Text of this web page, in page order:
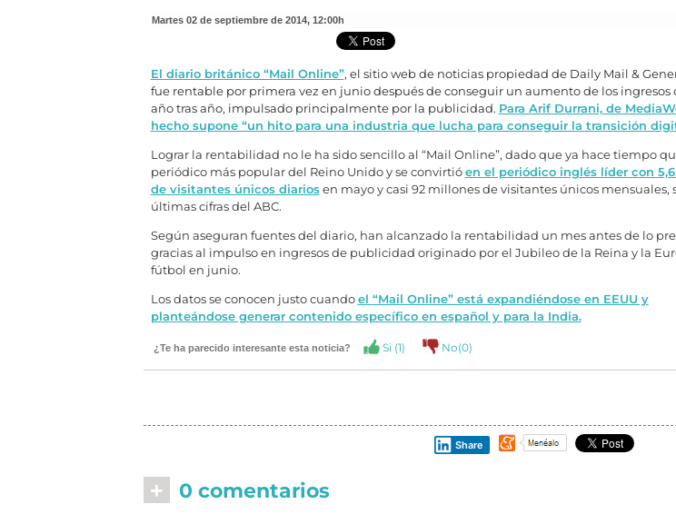
martes 02 de septiembre de 2014, 12:00h
El diario británico “Mail Online”, el sitio web de noticias propiedad de Daily Mail &
fue rentable por primera vez en junio después de conseguir un aumento de los ingresos
año tras año, impulsado principalmente por la publicidad. Para Arif Durrani, de
hecho supone “un hito para una industria que lucha para conseguir la transición
Lograr la rentabilidad no le ha sido sencillo al “Mail Online”, dado que ya hace tiempo
periódico más popular del Reino Unido y se convirtió en el periódico inglés líder con
de visitantes únicos diariosen mayo y casi 92 millones de visitantes únicos mensuales,
últimas cifras del ABC.
Según aseguran fuentes del diario, han alcanzado la rentabilidad un mes antes de lo
gracias al impulso en ingresos de publicidad originado por el Jubileo de la Reina y la
fútbol en junio.
Los datos se conocen justo cuando el “Mail Online” está expandiéndose en EEUU y
planteándose generar contenido específico en español y para la India.
¿Te ha parecido interesante esta noticia? Si (1) No(0)
Share
+ 0 comentarios